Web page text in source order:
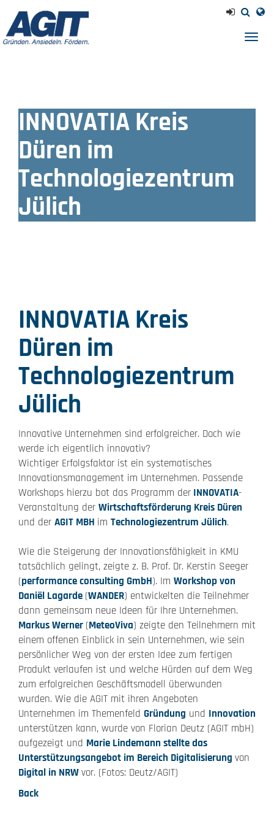
INNOVATIA Kreis
Düren im
Technologiezentrum
Jülich
INNOVATIA Kreis
Düren im
Technologiezentrum
Jülich
Innovative Unternehmen sind erfolgreicher. Doch wie
werde ich eigentlich innovativ?
Wichtiger Erfolgsfaktor ist ein systematisches
Innovationsmanagement im Unternehmen. Passende
Workshops hierzu bot das Programm der INNOVATIA-
Veranstaltung der Wirtschaftsförderung Kreis Düren
und der AGIT MBH im Technologiezentrum Jülich.
Wie die Steigerung der Innovationsfähigkeit in KMU
tatsächlich gelingt, zeigte z. B. Prof. Dr. Kerstin Seeger
(performance consulting GmbH). Im Workshop von
Daniël Lagarde (WANDER) entwickelten die Teilnehmer
dann gemeinsam neue Ideen für Ihre Unternehmen.
Markus Werner (MeteoViva) zeigte den Teilnehmern mit
einem offenen Einblick in sein Unternehmen, wie sein
persönlicher Weg von der ersten Idee zum fertigen
Produkt verlaufen ist und welche Hürden auf dem Weg
zum erfolgreichen Geschäftsmodell überwunden
wurden. Wie die AGIT mit ihren Angeboten
Unternehmen im Themenfeld Gründung und Innovation
unterstützen kann, wurde von Florian Deutz (AGIT mbH)
aufgezeigt und Marie Lindemann stellte das
Unterstützungsangebot im Bereich Digitalisierung von
Digital in NRWvor. (Fotos: Deutz/AGIT)
Back